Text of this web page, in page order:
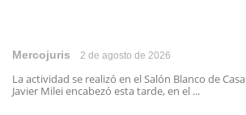
Mercojuris 2 de agosto de 2026
La actividad se realizó en el Salón Blanco de
Javier Milei encabezó esta tarde, en el ...